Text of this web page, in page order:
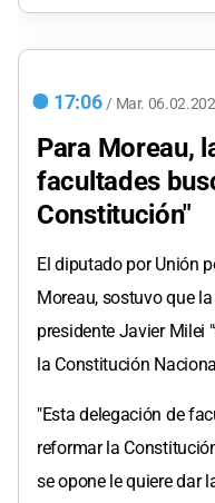
17:06 / Mar.
Para Moreau,
facultades
Constitución"
El diputado por Unión
Moreau, sostuvo que
presidente Javier Milei
la Constitución
"Esta delegación de
reformar la
se opone le quiere dar